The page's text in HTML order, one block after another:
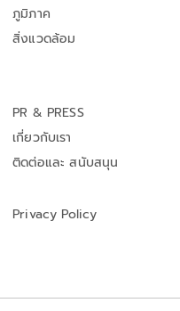
ภูมิภาค
สิ่งแวดล้อม
PR & PRESS
เกี่ยวกับเรา
ติดต่อและ สนับสนุน
Privacy Policy